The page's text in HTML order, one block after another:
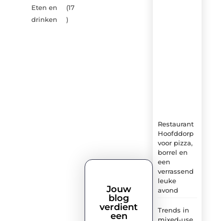
Eten en
drinken
(17
)
Restaurant
Hoofddorp
voor pizza,
borrel en
een
verrassend
leuke
avond
Trends in
Jouw
blog
verdient
een